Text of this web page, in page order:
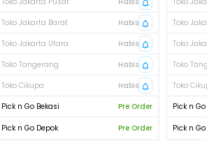
Toko Jakarta Barat
Habis
Toko Jakarta Utara
Habis
Toko Tangerang
Habis
Toko Cikupa
Habis
Pick n Go Bekasi
Pre Order
Pick n Go Depok Pre Order
Toko
Toko
Toko
Toko
Pick n
Pick n